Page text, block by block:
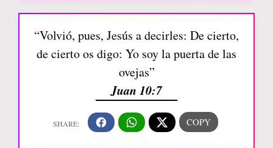
“Volvió, pues, Jesús a decirles: De cierto,
de cierto os digo: Yo soy la puerta de las
ovejas”
Juan 10:7